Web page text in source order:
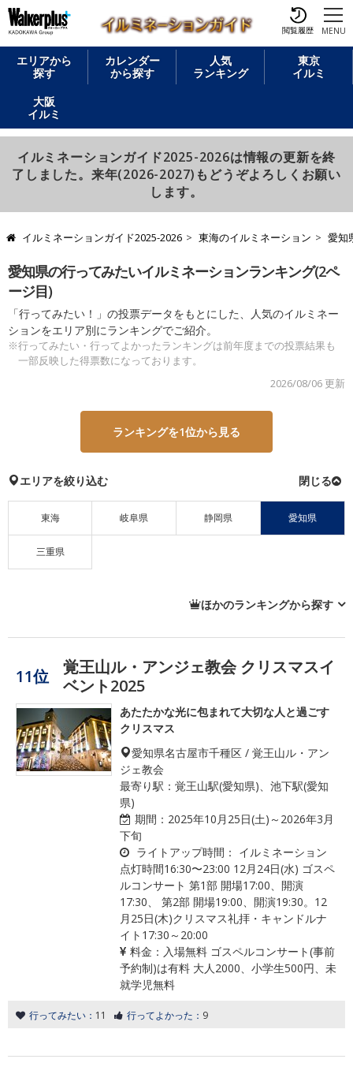
閲覧履歴 MENU
エリアから
探す
カレンダー
から探す
人気
ランキング
東京
イルミ
大阪
イルミ
イルミネーションガイド2025-2026は情報の更新を終
了しました。来年(2026-2027)もどうぞよろしくお願い
します。
イルミネーションガイド2025-2026 東海のイルミネーション 愛知
愛知県の行ってみたいイルミネーションランキング(2ペ
ージ目)
「行ってみたい！」の投票データをもとにした、人気のイルミネー
ションをエリア別にランキングでご紹介。
※行ってみたい・行ってよかったランキングは前年度までの投票結果も
一部反映した得票数になっております。
2026/08/06 更新
ランキングを1位から見る
エリアを絞り込む
東海 岐阜県 静岡県 愛知県
三重県
ほかのランキングから探す
11位
覚王山ル・アンジェ教会 クリスマスイ
ベント2025
あたたかな光に包まれて大切な人と過ごす
クリスマス
愛知県名古屋市千種区 / 覚王山ル・アン
ジェ教会
最寄り駅：覚王山駅(愛知県)、池下駅(愛知
県)
期間： 2025年10月25日(土)～2026年3月
下旬
ライトアップ時間： イルミネーション
点灯時間16:30〜23:00 12月24日(水) ゴスペ
ルコンサート 第1部 開場17:00、開演
17:30、 第2部 開場19:00、開演19:30。12
月25日(木)クリスマス礼拝・キャンドルナ
イト17:30～20:00
料金： 入場無料 ゴスペルコンサート(事前
予約制)は有料 大人2000、小学生500円、未
就学児無料
行ってみたい： 11 行ってよかった： 9